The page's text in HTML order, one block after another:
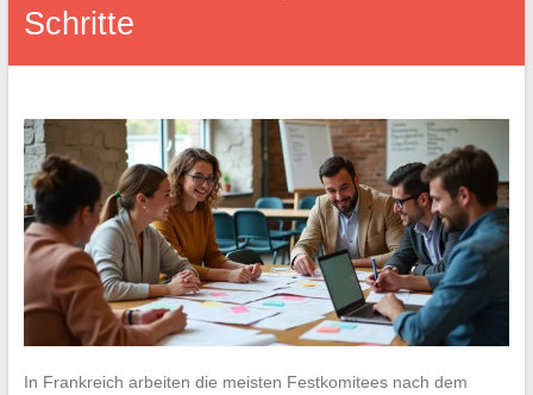
Schritte
In Frankreich arbeiten die meisten Festkomitees nach dem